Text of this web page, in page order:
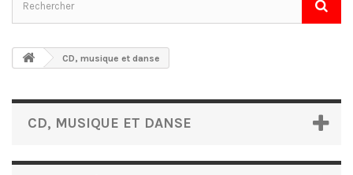
CD, musique et danse
CD, MUSIQUE ET DANSE